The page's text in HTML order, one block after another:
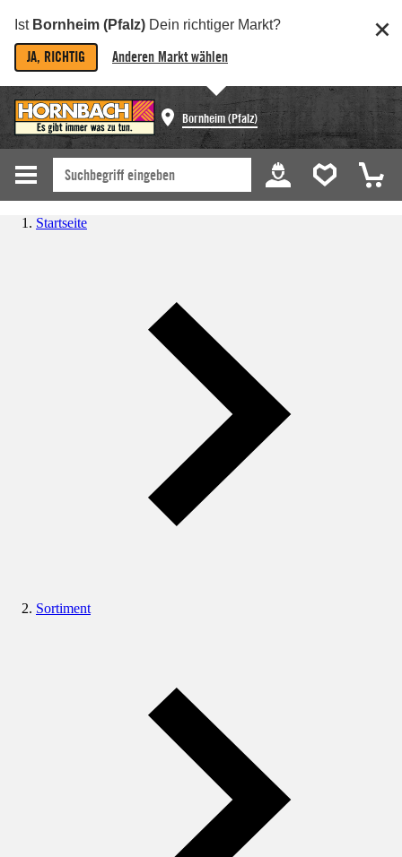
Ist Bornheim (Pfalz) Dein richtiger Markt?
JA, RICHTIG Anderen Markt wählen
Bornheim (Pfalz)
Startseite
Sortiment